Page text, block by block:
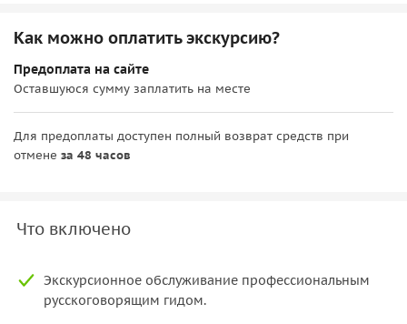
Как можно оплатить экскурсию?
Предоплата на сайте
Оставшуюся сумму заплатить на месте
Для предоплаты доступен полный возврат средств при
отмене за 48 часов
Что включено
Экскурсионное обслуживание профессиональным
русскоговорящим гидом.